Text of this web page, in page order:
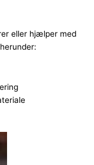
eller hjælper med